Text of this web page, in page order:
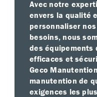
Avec notre
envers la qualité
personnaliser
besoins, nous
des équipements
efficaces et
Geco
manutention de
exigences les